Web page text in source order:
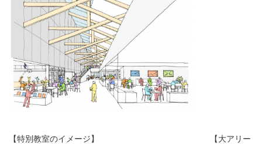
【特別教室のイメージ】 【大アリー